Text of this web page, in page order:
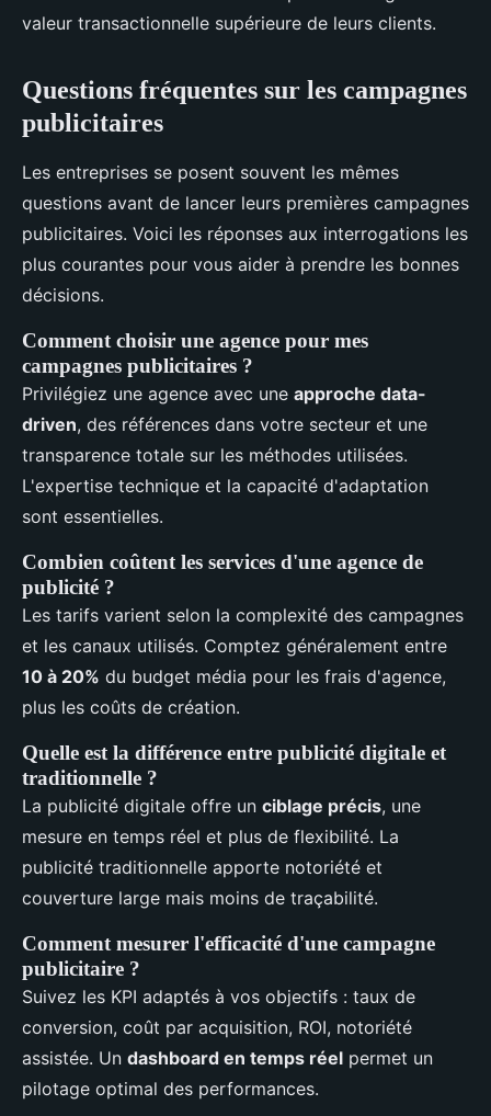
valeur transactionnelle supérieure de leurs clients.
Questions fréquentes sur les campagnes
publicitaires
Les entreprises se posent souvent les mêmes
questions avant de lancer leurs premières campagnes
publicitaires. Voici les réponses aux interrogations les
plus courantes pour vous aider à prendre les bonnes
décisions.
Comment choisir une agence pour mes
campagnes publicitaires ?
Privilégiez une agence avec une approche data-
driven, des références dans votre secteur et une
transparence totale sur les méthodes utilisées.
L'expertise technique et la capacité d'adaptation
sont essentielles.
Combien coûtent les services d'une agence de
publicité ?
Les tarifs varient selon la complexité des campagnes
et les canaux utilisés. Comptez généralement entre
10 à 20% du budget média pour les frais d'agence,
plus les coûts de création.
Quelle est la différence entre publicité digitale et
traditionnelle ?
La publicité digitale offre un ciblage précis, une
mesure en temps réel et plus de flexibilité. La
publicité traditionnelle apporte notoriété et
couverture large mais moins de traçabilité.
Comment mesurer l'efficacité d'une campagne
publicitaire ?
Suivez les KPI adaptés à vos objectifs : taux de
conversion, coût par acquisition, ROI, notoriété
assistée. Un dashboard en temps réel permet un
pilotage optimal des performances.